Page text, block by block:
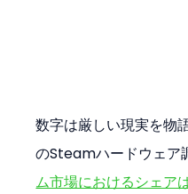
数字は厳しい現実を物
のSteamハードウェア
ム市場におけるシェア